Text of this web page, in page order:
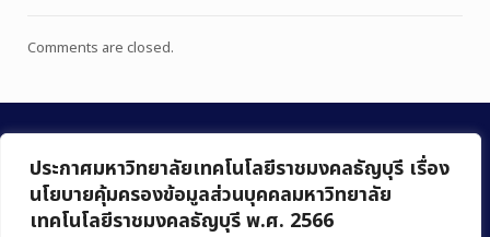
ประกาศมหาวิทยาลัยเทคโนโลยีราชมงคลธัญบุรี เรื่อง
นโยบายคุ้มครองข้อมูลส่วนบุคคลมหาวิทยาลัย
เทคโนโลยีราชมงคลธัญบุรี พ.ศ. 2566
Comments are closed.
คณะบริหารธุรกิจ